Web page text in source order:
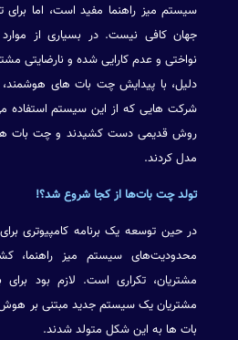
سیستم میز راهنما مفید است، اما برای
جهان کافی نیست. در بسیاری از
نواختی و عدم کارایی شده و نارضایتی
دلیل، با پیدایش چت بات های هوشمند،
شرکت هایی که از این سیستم استفاده
روش قدیمی دست کشیدند و چت بات
مدل کردند.
تولد چت بات‌ها از کجا شروع شد؟!
در حین توسعه یک برنامه کامپیوتری
مشتریان، تکراری است. لازم بود برای
مشتریان یک سیستم جدید مبتنی بر
بات ها به این شکل متولد شدند.